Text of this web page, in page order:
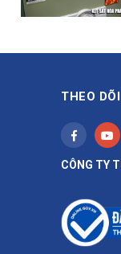
THEO
CÔNG TY